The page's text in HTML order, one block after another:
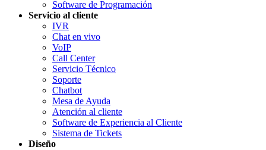
Software de Programación
Servicio al cliente
IVR
Chat en vivo
VoIP
Call Center
Servicio Técnico
Soporte
Chatbot
Mesa de Ayuda
Atención al cliente
Software de Experiencia al Cliente
Sistema de Tickets
Diseño